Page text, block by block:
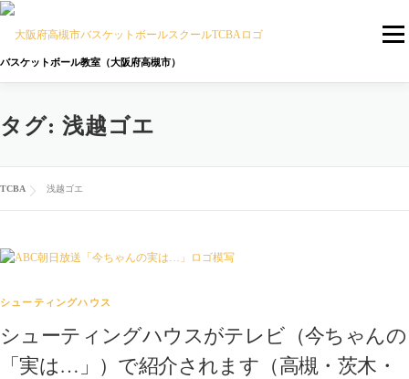
コ
ン
ツ
ス
キ
バスケットボール教室（大阪府高槻市）
メニ
トップページ TCBAの特徴
TCBAについて
タグ: 浅越ゴエ
TCBA 浅越ゴエ
シューティングハウス
シューティングハウスがテレビ（今ちゃんの
「実は…」）で紹介されます（高槻・茨木・